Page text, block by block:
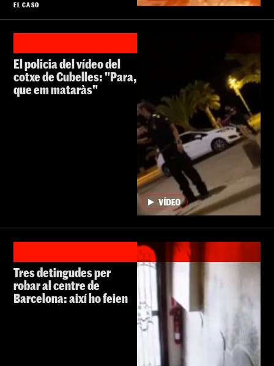
EL CASO
El policia del vídeo del
cotxe de Cubelles: "Para,
que em mataràs"
Tres detingudes per
robar al centre de
Barcelona: així ho feien